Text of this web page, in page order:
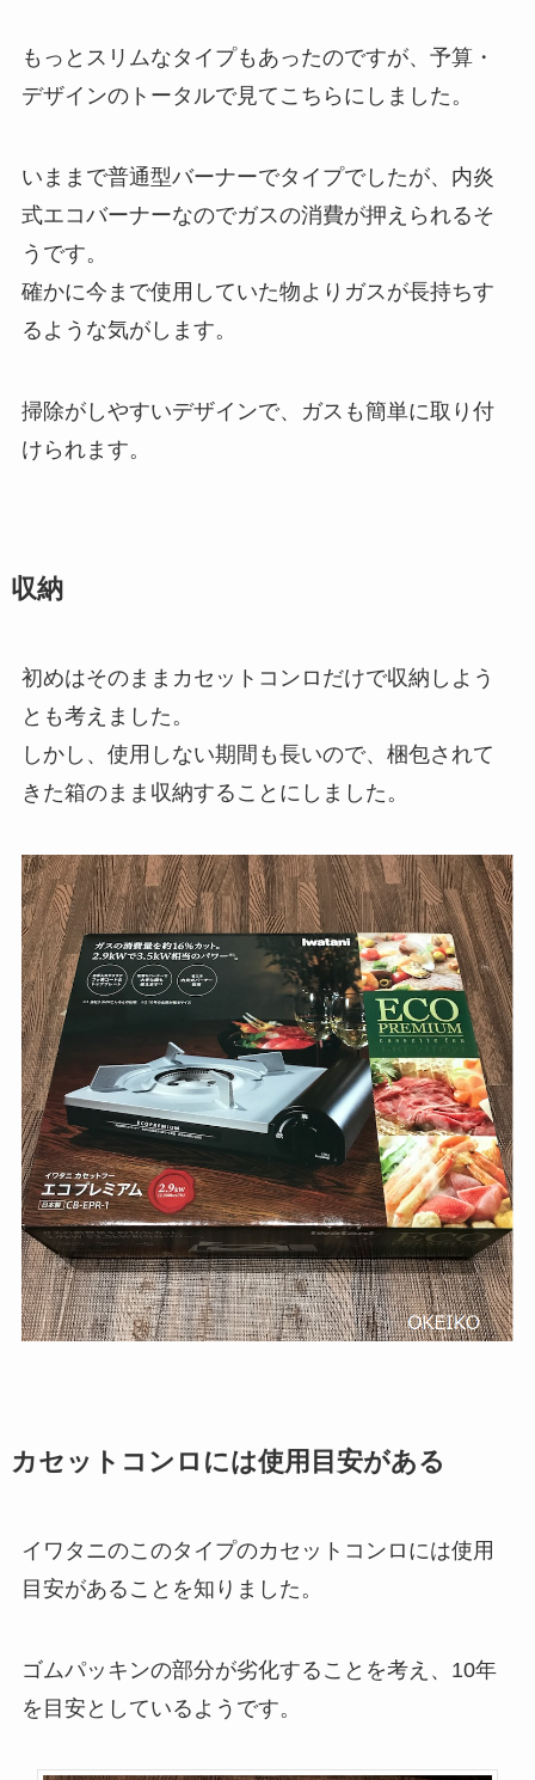
もっとスリムなタイプもあったのですが、予算・
デザインのトータルで見てこちらにしました。
いままで普通型バーナーでタイプでしたが、内炎
式エコバーナーなのでガスの消費が押えられるそ
うです。
確かに今まで使用していた物よりガスが長持ちす
るような気がします。
掃除がしやすいデザインで、ガスも簡単に取り付
けられます。
収納
初めはそのままカセットコンロだけで収納しよう
とも考えました。
しかし、使用しない期間も長いので、梱包されて
きた箱のまま収納することにしました。
カセットコンロには使用目安がある
イワタニのこのタイプのカセットコンロには使用
目安があることを知りました。
ゴムパッキンの部分が劣化することを考え、10年
を目安としているようです。